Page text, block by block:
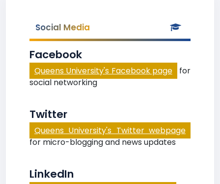
Social Media
Facebook
Queens University's Facebook page
for
social networking
Twitter
Queens University's Twitter webpage
for micro-blogging and news updates
LinkedIn